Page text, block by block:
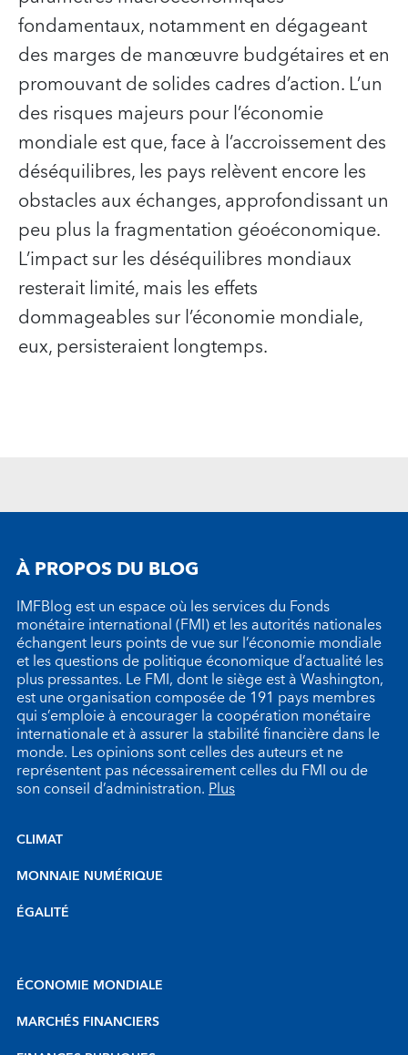
fondamentaux, notamment en dégageant
des marges de manœuvre budgétaires et en
promouvant de solides cadres d’action. L’un
des risques majeurs pour l’économie
mondiale est que, face à l’accroissement des
déséquilibres, les pays relèvent encore les
obstacles aux échanges, approfondissant un
peu plus la fragmentation géoéconomique.
L’impact sur les déséquilibres mondiaux
resterait limité, mais les effets
dommageables sur l’économie mondiale,
eux, persisteraient longtemps.
À PROPOS DU BLOG
IMFBlog est un espace où les services du Fonds
monétaire international (FMI) et les autorités nationales
échangent leurs points de vue sur l’économie mondiale
et les questions de politique économique d’actualité les
plus pressantes. Le FMI, dont le siège est à Washington,
est une organisation composée de 191 pays membres
qui s’emploie à encourager la coopération monétaire
internationale et à assurer la stabilité financière dans le
monde. Les opinions sont celles des auteurs et ne
représentent pas nécessairement celles du FMI ou de
son conseil d’administration.Plus
CLIMAT
MONNAIE NUMÉRIQUE
ÉGALITÉ
ÉCONOMIE MONDIALE
MARCHÉS FINANCIERS